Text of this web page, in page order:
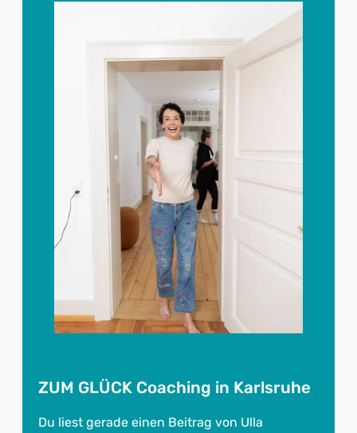
ZUM GLÜCK Coaching in Karlsruhe
Du liest gerade einen Beitrag von Ulla